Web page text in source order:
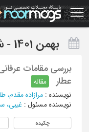
Skip
to
main
بهمن 1401 - شماره 81
بررسی مقامات عرفانی
عطار
مقاله
نویسنده : مرازاده مقدم،
نویسنده مسئول : غیبی،
چکیده